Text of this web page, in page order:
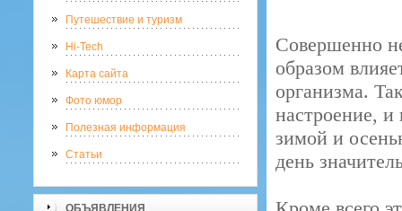
Путешествие и туризм
Hi-Tech
Карта сайта
Фото юмор
Полезная информация
Статьи
ОБЪЯВЛЕНИЯ
Совершенно
образом
организма.
настроение,
зимой и
день